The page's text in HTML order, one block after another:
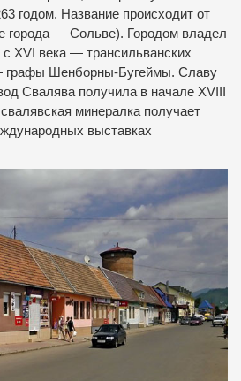
годом. Название происходит от
города — Сольве). Городом владел
XVI века — трансильванских
графы Шенборны-Бугеймы. Славу
Свалява получила в начале XVIII
свалявская минералка получает
выставках